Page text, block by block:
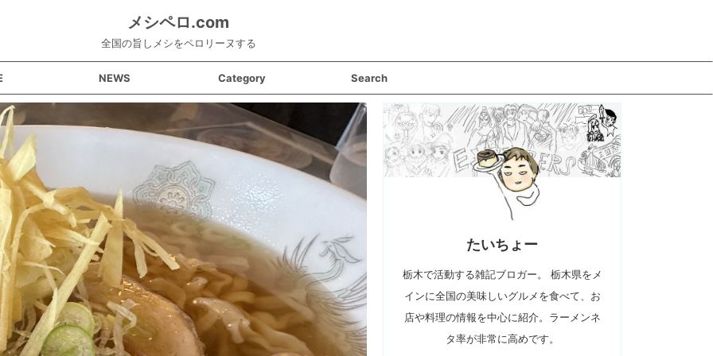
メシペロ.com
全国の旨しメシをペロリーヌする
NEWS Category Search
たいちょー
栃木で活動する雑記ブロガー。 栃木県をメ
インに全国の美味しいグルメを食べて、お
店や料理の情報を中心に紹介。ラーメンネ
タ率が非常に高めです。